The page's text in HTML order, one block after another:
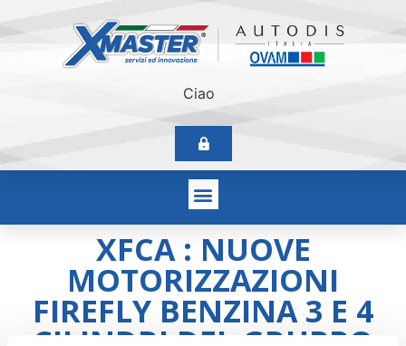
Ciao
XFCA : NUOVE
MOTORIZZAZIONI
FIREFLY BENZINA 3 E 4